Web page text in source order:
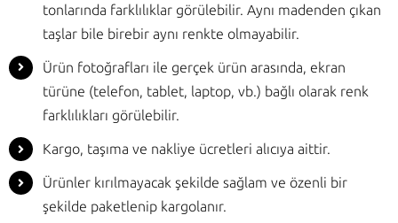
tonlarında farklılıklar görülebilir. Aynı madenden çıkan
taşlar bile birebir aynı renkte olmayabilir.
Ürün fotoğrafları ile gerçek ürün arasında, ekran
türüne (telefon, tablet, laptop, vb.) bağlı olarak renk
farklılıkları görülebilir.
Kargo, taşıma ve nakliye ücretleri alıcıya aittir.
Ürünler kırılmayacak şekilde sağlam ve özenli bir
şekilde paketlenip kargolanır.